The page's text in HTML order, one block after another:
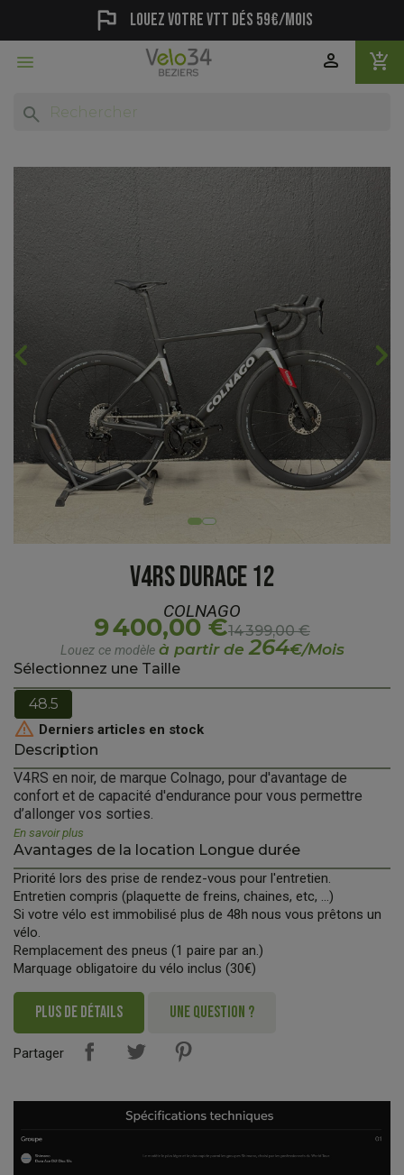
flag Louez votre vtt dés 59€/mois
 add_shopping_cart
person
search
chevron_backward chevron_forward
V4RS DURACE 12
COLNAGO
9 400,00 €14 399,00 €
Louez ce modèle à partir de 264€/Mois
Sélectionnez une Taille
48.5
 Derniers articles en stock
Description
V4RS en noir, de marque Colnago, pour d'avantage de
confort et de capacité d'endurance pour vous permettre
d’allonger vos sorties.
En savoir plus
Avantages de la location Longue durée
Priorité lors des prise de rendez-vous pour l'entretien.
Entretien compris (plaquette de freins, chaines, etc, ...)
Si votre vélo est immobilisé plus de 48h nous vous prêtons un
vélo.
Remplacement des pneus (1 paire par an.)
Marquage obligatoire du vélo inclus (30€)
PLUS DE DÉTAILS UNE QUESTION ?
Partager